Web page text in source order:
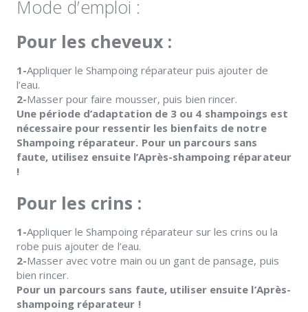
Mode d’emploi :
Pour les cheveux :
1-Appliquer le Shampoing réparateur puis ajouter de
l’eau.
2-Masser pour faire mousser, puis bien rincer.
Une période d’adaptation de 3 ou 4 shampoings est
nécessaire pour ressentir les bienfaits de notre
Shampoing réparateur. Pour un parcours sans
faute, utilisez ensuite l’Après-shampoing réparateur
!
Pour les crins :
1-Appliquer le Shampoing réparateur sur les crins ou la
robe puis ajouter de l’eau.
2-Masser avec votre main ou un gant de pansage, puis
bien rincer.
Pour un parcours sans faute, utiliser ensuite l’Après-
shampoing réparateur !